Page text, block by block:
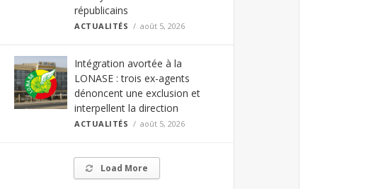
républicains
ACTUALITÉS août 5, 2026
Intégration avortée à la
LONASE : trois ex-agents
dénoncent une exclusion et
interpellent la direction
ACTUALITÉS août 5, 2026
Load More